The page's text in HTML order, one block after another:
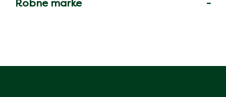
Robne marke -